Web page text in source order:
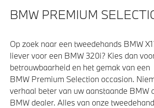
BMW PREMIUM
Op zoek naar een tweedehands BMW
liever voor een BMW 320i? Kies dan
betrouwbaarheid en het gemak van een
BMW Premium Selection occasion.
verhaal beter van uw aanstaande BMW
BMW dealer. Alles van onze